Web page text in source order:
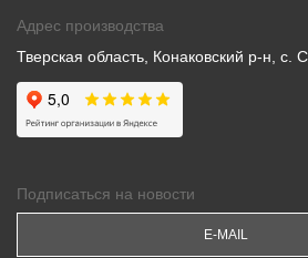
Адрес производства
Тверская область, Конаковский р-н, с.
Подписаться на новости